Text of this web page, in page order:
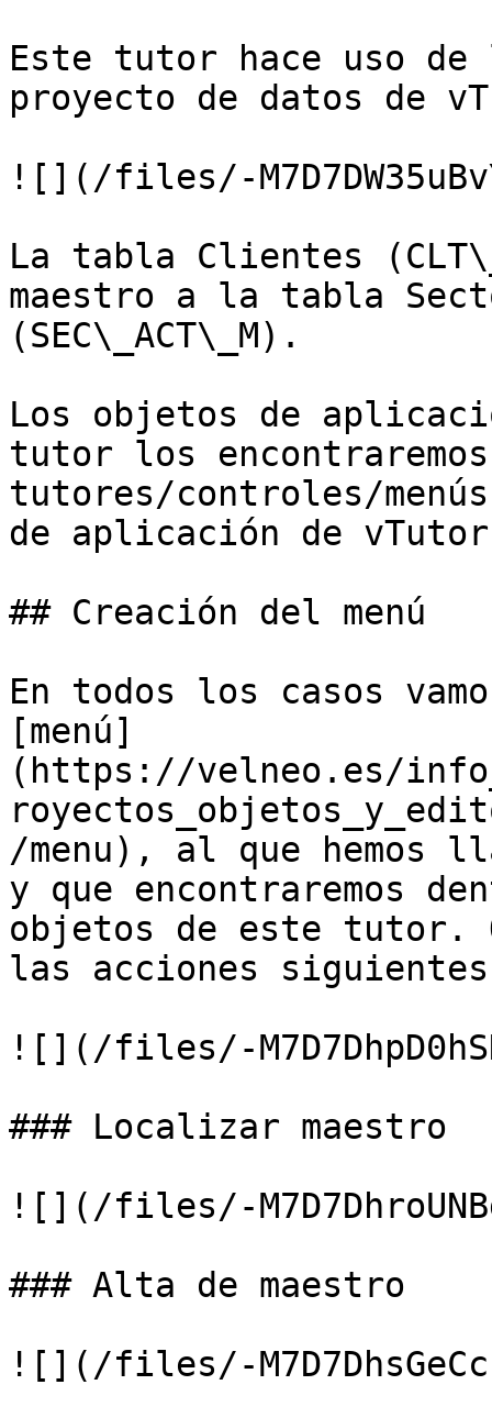
Este tutor hace uso
proyecto de datos de
![](/files/-
La tabla Clientes
maestro a la tabla
(SEC\_ACT\_M).
Los objetos de
tutor los
tutores/controles/
de aplicación de
## Creación del menú
En todos los casos
[menú]
(https://velneo.es/
/menu), al que hemos
y que encontraremos
objetos de este tutor.
las acciones
![](/files/-
### Localizar maestro
![](/files/-
### Alta de maestro
![](/files/-